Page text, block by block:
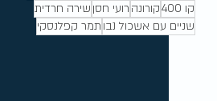
קו 400
קורונה רועי חסן שירה חרדית
שניים עם אשכול נבו תמר קפלנסקי